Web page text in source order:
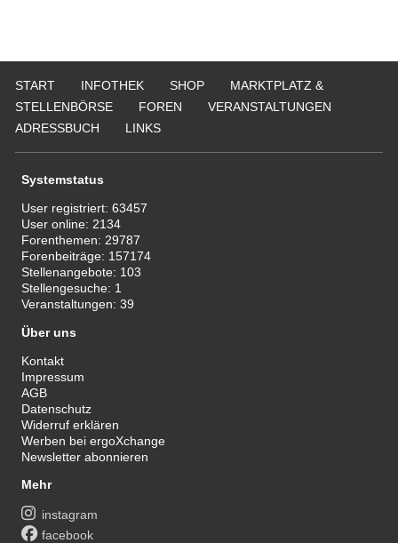
START INFOTHEK SHOP
MARKTPLATZ &
STELLENBÖRSE
FOREN
VERANSTALTUNGEN
ADRESSBUCH
LINKS
Systemstatus
User registriert:63457
User online: 2134
Forenthemen: 29787
Forenbeiträge: 157174
Stellenangebote: 103
Stellengesuche: 1
Veranstaltungen:39
Über uns
Kontakt
Impressum
AGB
Datenschutz
Widerruf erklären
Werben bei ergoXchange
Newsletter abonnieren
Mehr
instagram
facebook